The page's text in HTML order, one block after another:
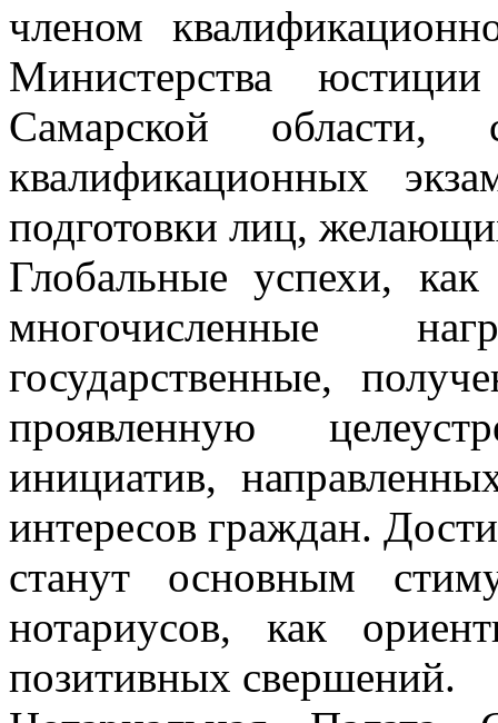
членом
Министерства
Самарской области,
квалификационных
подготовки лиц,
Глобальные успехи,
многочисленные
государственные,
проявленную
инициатив,
интересов граждан.
станут основным
нотариусов, как
позитивных свершений.